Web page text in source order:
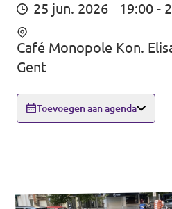
Nieuws
Word lid
25 jun. 2026 19:00 -
Café Monopole Kon.
Gent
Toevoegen aan agenda